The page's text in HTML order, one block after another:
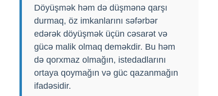
Döyüşmək həm də düşmənə qarşı
durmaq, öz imkanlarını səfərbər
edərək döyüşmək üçün cəsarət və
gücə malik olmaq deməkdir. Bu həm
də qorxmaz olmağın, istedadlarını
ortaya qoymağın və güc qazanmağın
ifadəsidir.